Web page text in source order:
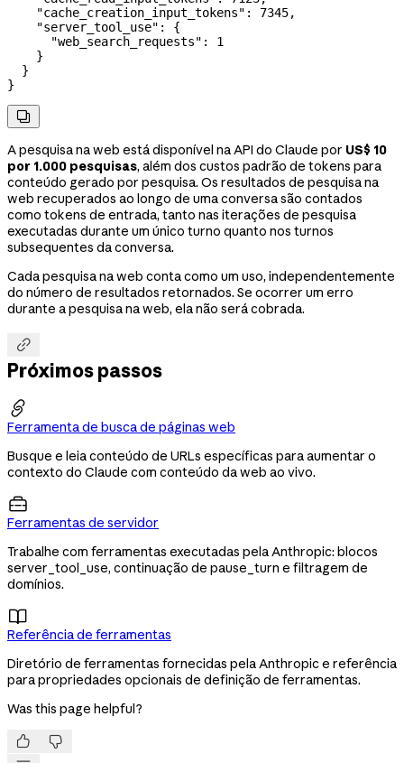
    "cache_creation_input_tokens"
: 7345,
    "server_tool_use"
: {
      "web_search_requests"
: 1
    }
  }
}

A pesquisa na web está disponível na API do Claude por US$ 10
por 1.000 pesquisas, além dos custos padrão de tokens para
conteúdo gerado por pesquisa. Os resultados de pesquisa na
web recuperados ao longo de uma conversa são contados
como tokens de entrada, tanto nas iterações de pesquisa
executadas durante um único turno quanto nos turnos
subsequentes da conversa.
Cada pesquisa na web conta como um uso, independentemente
do número de resultados retornados. Se ocorrer um erro
durante a pesquisa na web, ela não será cobrada.

Próximos passos

Ferramenta de busca de páginas web
Busque e leia conteúdo de URLs específicas para aumentar o
contexto do Claude com conteúdo da web ao vivo.

Ferramentas de servidor
Trabalhe com ferramentas executadas pela Anthropic: blocos
server_tool_use, continuação de pause_turn e filtragem de
domínios.

Referência de ferramentas
Diretório de ferramentas fornecidas pela Anthropic e referência
para propriedades opcionais de definição de ferramentas.
Was this page helpful?
 